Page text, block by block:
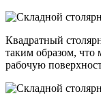
Квадратный
таким образом,
рабочую